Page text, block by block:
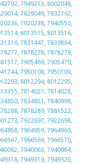
, 7949213, 8002048,
, 7829049, 7832792,
, 7920238, 7940550,
, 8013515, 8013516,
, 7831447, 7839894,
, 7878278, 7878279,
, 7905469, 7905470,
, 7950108, 7950109,
, 8012294, 8012295,
, 7814027, 7814028,
, 7834851 , 7840998,
, 7878289, 7881522,
, 7922697, 7922698,
, 7964959, 7964960,
, 7966569, 7966570,
, 7940063, 7940064,
, 7949319, 7949320,